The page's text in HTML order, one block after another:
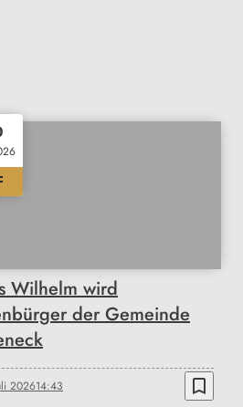
Wilhelm wird
der Gemeinde
202614:43 bookmark_border